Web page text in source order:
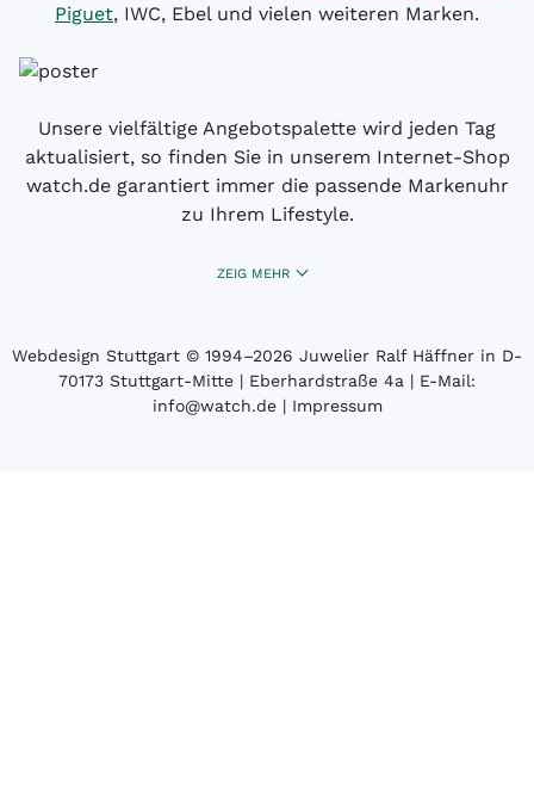
Piguet, IWC, Ebel und vielen weiteren Marken.
Unsere vielfältige Angebotspalette wird jeden Tag
aktualisiert, so finden Sie in unserem Internet-Shop
watch.de garantiert immer die passende Markenuhr
zu Ihrem Lifestyle.
ZEIG MEHR
Webdesign Stuttgart © 1994­–2026 Juwelier Ralf Häffner in D-
70173 Stuttgart-Mitte | Eberhardstraße 4a | E-Mail:
info@watch.de|Impressum